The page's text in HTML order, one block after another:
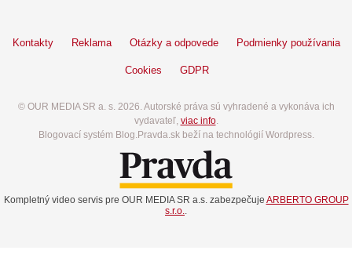
Kontakty Reklama Otázky a odpovede Podmienky používania
Cookies GDPR
© OUR MEDIA SR a. s. 2026. Autorské práva sú vyhradené a vykonáva ich
vydavateľ, viac info.
Blogovací systém Blog.Pravda.sk beží na technológií Wordpress.
Kompletný video servis pre OUR MEDIA SR a.s. zabezpečuje ARBERTO GROUP
s.r.o..